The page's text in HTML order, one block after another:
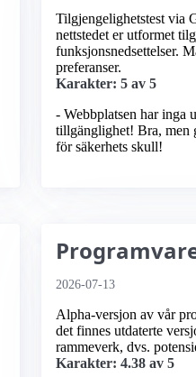
Tilgjengelighetstest via
nettstedet er utformet
funksjonsnedsettelser.
preferanser.
Karakter: 5 av 5
- Webbplatsen har inga
tillgänglighet! Bra, men
för säkerhets skull!
2026-07-13
Alpha-versjon av vår
det finnes utdaterte
rammeverk, dvs.
Karakter: 4.38 av 5